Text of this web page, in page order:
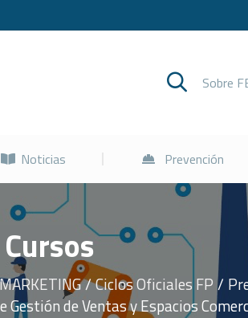
Sobre
Noticias Prevención
Cursos
Ciclos Oficiales FP
Gestión de Ventas y Espacios
Noticias